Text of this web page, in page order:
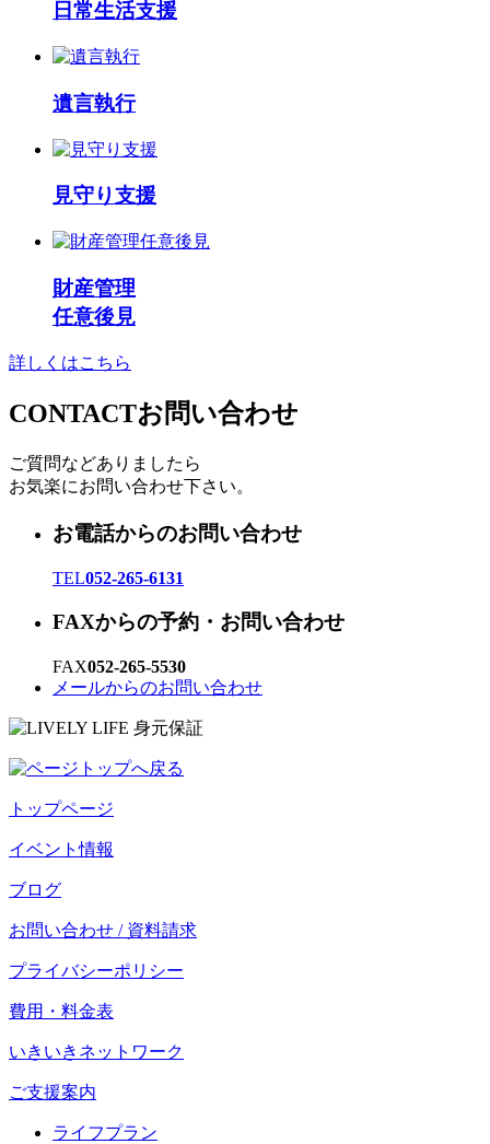
日常生活支援
遺言執行
見守り支援
財産管理
任意後見
詳しくはこちら
CONTACTお問い合わせ
ご質問などありましたら
お気楽にお問い合わせ下さい。
お電話からのお問い合わせ
TEL052-265-6131
FAXからの予約・お問い合わせ
FAX052-265-5530
メールからのお問い合わせ
トップページ
イベント情報
ブログ
お問い合わせ / 資料請求
プライバシーポリシー
費用・料金表
いきいきネットワーク
ご支援案内
ライフプラン